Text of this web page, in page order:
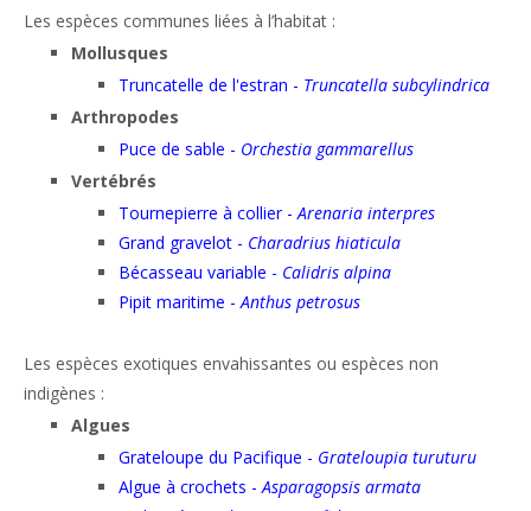
Les espèces communes liées à l’habitat :
Mollusques
Truncatelle de l'estran - Truncatella subcylindrica
Arthropodes
Puce de sable - Orchestia gammarellus
Vertébrés
Tournepierre à collier -Arenaria interpres
Grand gravelot - Charadrius hiaticula
Bécasseau variable - Calidris alpina
Pipit maritime -Anthus petrosus
Les espèces exotiques envahissantes ou espèces non
indigènes :
Algues
Grateloupe du Pacifique - Grateloupia turuturu
Algue à crochets -Asparagopsis armata